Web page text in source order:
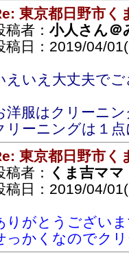
東京都日野市く
稿者： 小人さん＠
稿日：2019/04/
えいえ大丈夫で
洋服はクリーニ
リーニングは１
東京都日野市く
稿者：
くま吉ママ
稿日：2019/04/
りがとうござい
っかくなのでク